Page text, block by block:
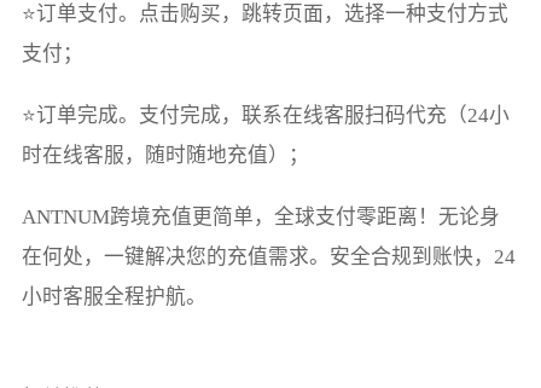
⭐订单支付。点击购买，跳转页面，选择一种支付方式
支付；
⭐订单完成。支付完成，联系在线客服扫码代充（24小
时在线客服，随时随地充值）；
ANTNUM跨境充值更简单，全球支付零距离！无论身
在何处，一键解决您的充值需求。安全合规到账快，24
小时客服全程护航。